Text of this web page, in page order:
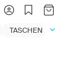
TASCHEN